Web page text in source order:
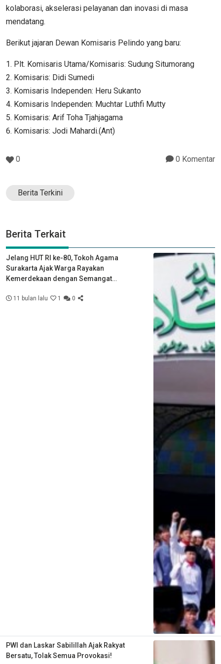
kolaborasi, akselerasi pelayanan dan inovasi di masa
mendatang.
Berikut jajaran Dewan Komisaris Pelindo yang baru:
1. Plt. Komisaris Utama/Komisaris: Sudung Situmorang
2. Komisaris: Didi Sumedi
3. Komisaris Independen: Heru Sukanto
4. Komisaris Independen: Muchtar Luthfi Mutty
5. Komisaris: Arif Toha Tjahjagama
6. Komisaris: Jodi Mahardi.(Ant)
0 0 Komentar
Berita Terkini
Berita Terkait
Jelang HUT RI ke-80, Tokoh Agama
Surakarta Ajak Warga Rayakan
Kemerdekaan dengan Semangat
11 bulan lalu 1 0
PWI dan Laskar Sabilillah Ajak Rakyat
Bersatu, Tolak Semua Provokasi!